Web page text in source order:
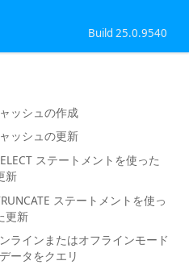
Build 25.0.9540
ッシュの作成
ッシュの更新
ステートメントを使った
新
ステートメントを使っ
更新
ラインまたはオフラインモード
ータをクエリ